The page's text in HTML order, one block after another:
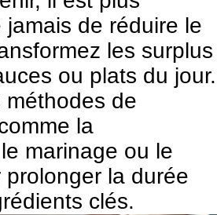
de réduire le
les surplus
ou plats du jour.
méthodes de
la
marinage ou le
la durée
clés.